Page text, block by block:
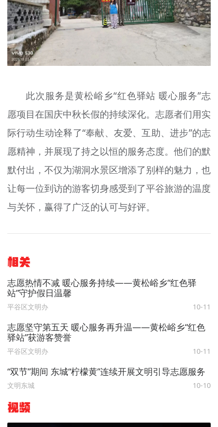
此次服务是黄松峪乡“红色驿站 暖心服务”志
愿项目在国庆中秋长假的持续深化。志愿者们用实
际行动生动诠释了“奉献、友爱、互助、进步”的志
愿精神，并展现了持之以恒的服务态度。他们的默
默付出，不仅为湖洞水景区增添了别样的魅力，也
让每一位到访的游客切身感受到了平谷旅游的温度
与关怀，赢得了广泛的认可与好评。
相关
志愿热情不减 暖心服务持续——黄松峪乡“红色驿
站”守护假日温馨
平谷区文明办 10-11
志愿坚守第五天 暖心服务再升温——黄松峪乡“红色
驿站”获游客赞誉
平谷区文明办 10-11
“双节”期间 东城“柠檬黄”连续开展文明引导志愿服务
文明东城 10-10
视频